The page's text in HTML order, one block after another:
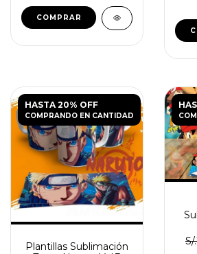
HASTA 20% OFF
COMPRANDO EN CANTIDAD
Plantillas Sublimación
S/